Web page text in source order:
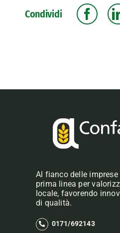
Condividi
Al fianco delle
prima linea per
locale, favorendo
di qualità.
0171/692143